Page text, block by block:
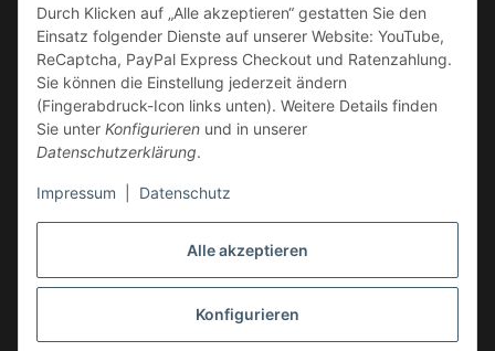
Alle akzeptieren
Konfigurieren
Durch Klicken auf „Alle akzeptieren“ gestatten Sie den
Einsatz folgender Dienste auf unserer Website: YouTube,
ReCaptcha, PayPal Express Checkout und Ratenzahlung.
Sie können die Einstellung jederzeit ändern
(Fingerabdruck-Icon links unten). Weitere Details finden
Sie unter Konfigurieren und in unserer
Datenschutzerklärung.
Impressum Datenschutz
Kauf auf Rechnung
VERSAND
Vertrag widerrufen